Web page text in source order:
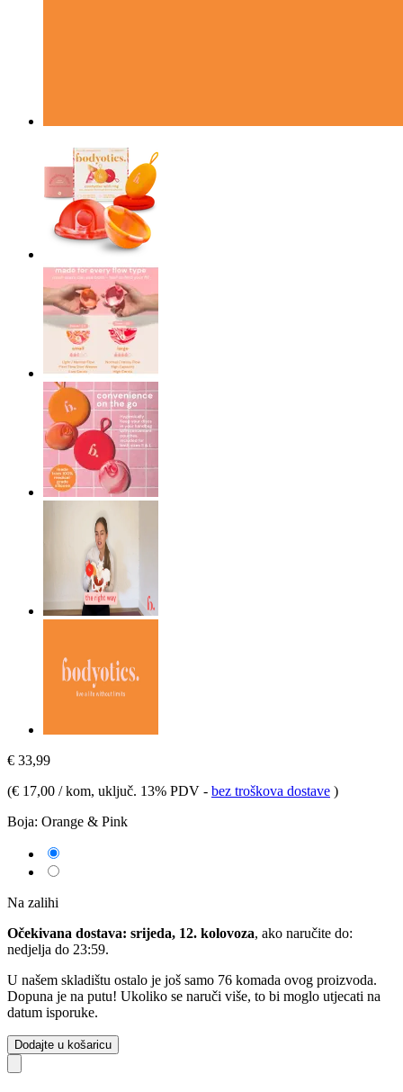
€ 33,99
(€ 17,00 / kom, uključ. 13% PDV - bez troškova dostave )
Boja: Orange & Pink
Na zalihi
Očekivana dostava: srijeda, 12. kolovoza, ako naručite do:
nedjelja do 23:59.
U našem skladištu ostalo je još samo 76 komada ovog proizvoda.
Dopuna je na putu! Ukoliko se naruči više, to bi moglo utjecati na
datum isporuke.
Dodajte u košaricu